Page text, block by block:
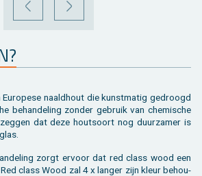
VORIGE VOLGENDE
Eu­ro­pe­se naald­hout die kunst­ma­tig ge­droogd
be­han­de­ling zon­der ge­bruik van che­mi­sche
nog duur­za­mer is
zorgt er­voor dat red class wood een
class Wood zal 4 x lan­ger zijn kleur be­hou­